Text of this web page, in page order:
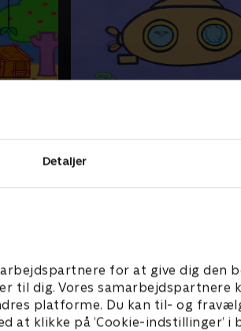
Detaljer
for at give dig den
til dig. Vores samarbejdspartnere
platforme. Du kan til- og
klikke på ’Cookie-indstillinger’ i
på
komme tættere på fiskene.